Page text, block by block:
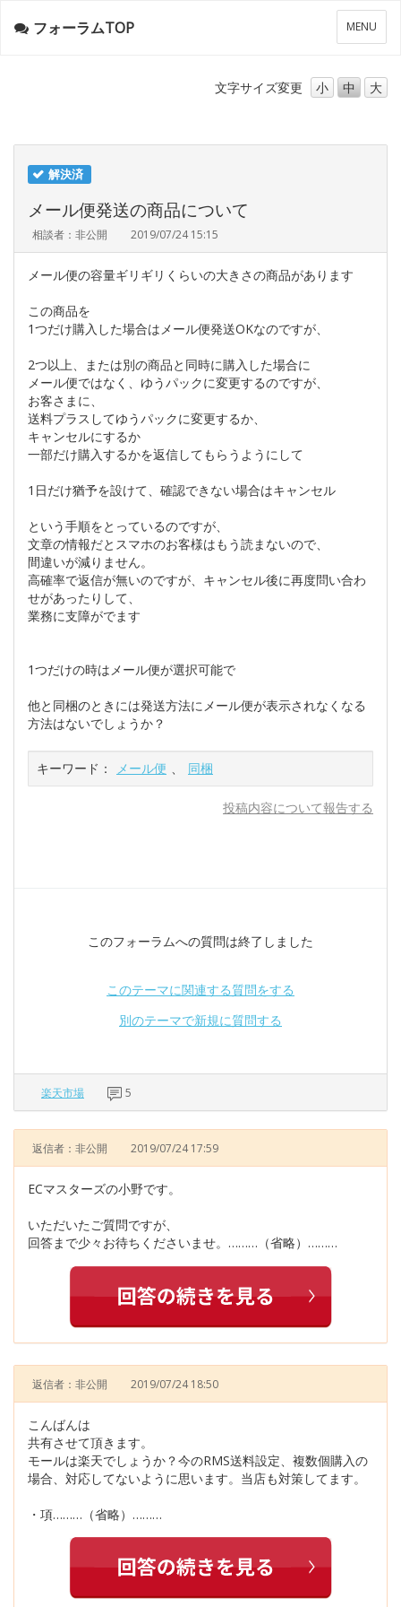
メ
ニ
ー
MENU
フォーラムTOP
文字サイズ変更 小 中 大
解決済
メール便発送の商品について
相談者：非公開 2019/07/24 15:15
メール便の容量ギリギリくらいの大きさの商品があります
この商品を
1つだけ購入した場合はメール便発送OKなのですが、
2つ以上、または別の商品と同時に購入した場合に
メール便ではなく、ゆうパックに変更するのですが、
お客さまに、
送料プラスしてゆうパックに変更するか、
キャンセルにするか
一部だけ購入するかを返信してもらうようにして
1日だけ猶予を設けて、確認できない場合はキャンセル
という手順をとっているのですが、
文章の情報だとスマホのお客様はもう読まないので、
間違いが減りません。
高確率で返信が無いのですが、キャンセル後に再度問い合わ
せがあったりして、
業務に支障がでます
1つだけの時はメール便が選択可能で
他と同梱のときには発送方法にメール便が表示されなくなる
方法はないでしょうか？
キーワード： メール便 、 同梱
投稿内容について報告する
このフォーラムへの質問は終了しました
このテーマに関連する質問をする
別のテーマで新規に質問する
楽天市場 5
返信者：非公開 2019/07/24 17:59
ECマスターズの小野です。
いただいたご質問ですが、
回答まで少々お待ちくださいませ。………（省略）………
返信者：非公開 2019/07/24 18:50
こんばんは
共有させて頂きます。
モールは楽天でしょうか？今のRMS送料設定、複数個購入の
場合、対応してないように思います。当店も対策してます。
・項………（省略）………